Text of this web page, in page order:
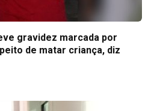
gravidez marcada por
de matar criança, diz